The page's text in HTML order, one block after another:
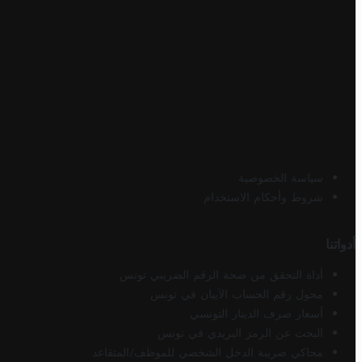
سياسة الخصوصية
شروط وأحكام الاستخدام
أدواتنا
أداة التحقق من صحة الرقم الضريبي تونس
محول رقم الحساب الآيبان في تونس
أسعار صرف الدينار التونسي
البحث عن الرمز البريدي في تونس
محاكي ضريبة الدخل الشخصي للموظف/المتقاعد